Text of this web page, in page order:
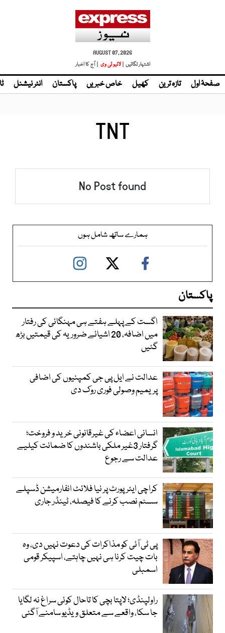
AUGUST 07, 2026
اشتہار لگائیں | لائیو ٹی وی | آج کا اخبار
صفحۂ اول تازہ ترین کھیل خاص خبریں پاکستان انٹر نیشنل
TNT
No Post found
ہمارے ساتھ شامل ہوں
پاکستان
اگست کے پہلے ہفتے ہی مہنگائی کی رفتار
میں اضافہ، 20 اشیائے ضروریہ کی قیمتیں بڑھ
گئیں
عدالت نے ایل پی جی کمپنیوں کی اضافی
پریمیم وصولی فوری روک دی
انسانی اعضاء کی غیرقانونی خرید و فروخت؛
گرفتار 3غیر ملکی باشندوں کا ضمانت کیلیے
عدالت سے رجوع
کراچی ایئرپورٹ پر نیا فلائٹ انفارمیشن ڈسپلے
سسٹم نصب کرنے کا فیصلہ، ٹینڈر جاری
پی ٹی آئی کو مذاکرات کی دعوت نہیں دی، وہ
بات چیت کرنا ہی نہیں چاہتے، اسپیکر قومی
اسمبلی
راولپنڈی؛ لاپتا بچی کا تاحال کوئی سراغ نہ لگایا
جا سکا، واقعے سے متعلق ویڈیو سامنے آگئی